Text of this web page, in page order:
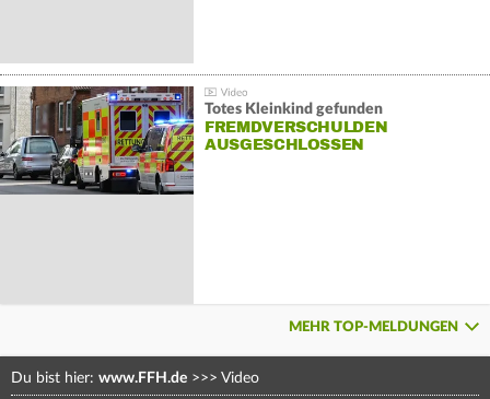
Totes Kleinkind gefunden
FREMDVERSCHULDEN
AUSGESCHLOSSEN
MEHR TOP-MELDUNGEN
Du bist hier: www.FFH.de >>> Video